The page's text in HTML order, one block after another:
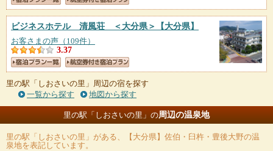
ビジネスホテル 清風荘 ＜大分県＞ 【大分県】
お客さまの声（109件）
3.37
里の駅「しおさいの里」周辺の宿を探す
一覧から探す
地図から探す
里の駅「しおさいの里」の周辺の温泉地
里の駅「しおさいの里」 がある、【大分県】佐伯・臼杵・豊後大野の温
泉地を表記しています。